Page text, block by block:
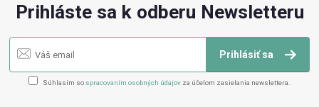
Prihláste sa k odberu Newsletteru
Prihlásiť sa
Súhlasím so spracovaním osobných údajov za účelom zasielania newslettera.